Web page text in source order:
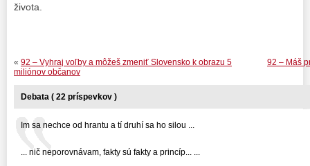
života.
92 – Máš
« 92 – Vyhraj voľby a môžeš zmeniť Slovensko k obrazu 5
miliónov občanov
Debata ( 22 príspevkov )
Im sa nechce od hrantu a tí druhí sa ho silou ...
... nič neporovnávam, fakty sú fakty a princíp... ...